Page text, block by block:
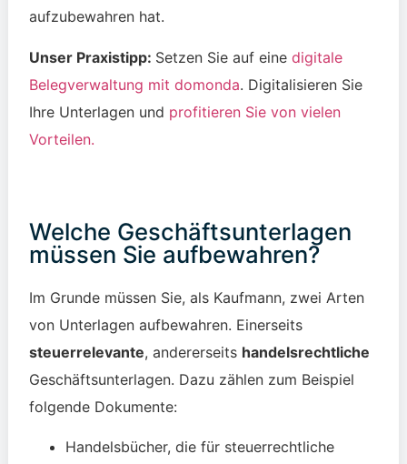
aufzubewahren hat.
Unser Praxistipp: Setzen Sie auf eine digitale
Belegverwaltung mit domonda. Digitalisieren Sie
Ihre Unterlagen und profitieren Sie von vielen
Vorteilen.
Welche Geschäftsunterlagen
müssen Sie aufbewahren?
Im Grunde müssen Sie, als Kaufmann, zwei Arten
von Unterlagen aufbewahren. Einerseits
steuerrelevante, andererseits handelsrechtliche
Geschäftsunterlagen. Dazu zählen zum Beispiel
folgende Dokumente:
Handelsbücher, die für steuerrechtliche